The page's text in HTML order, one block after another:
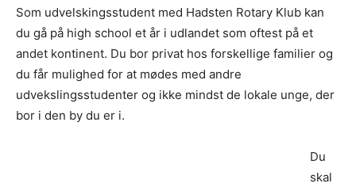
Som udvelskingsstudent med Hadsten Rotary Klub kan
du gå på high school et år i udlandet som oftest på et
andet kontinent. Du bor privat hos forskellige familier og
du får mulighed for at mødes med andre
udvekslingsstudenter og ikke mindst de lokale unge, der
bor i den by du er i.
Du
skal